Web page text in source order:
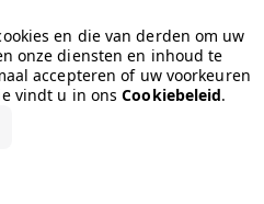
en die van derden om uw
onze diensten en inhoud te
accepteren of uw voorkeuren
vindt u in onsCookiebeleid.
the brand